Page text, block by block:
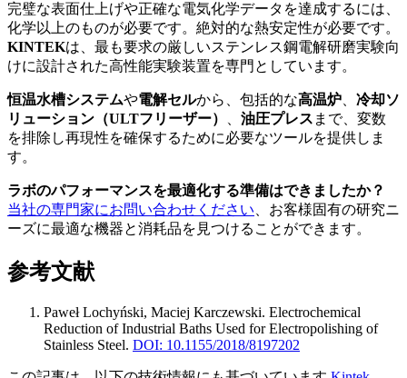
完璧な表面仕上げや正確な電気化学データを達成するには、
化学以上のものが必要です。絶対的な熱安定性が必要です。
KINTEKは、最も要求の厳しいステンレス鋼電解研磨実験向
けに設計された高性能実験装置を専門としています。
恒温水槽システムや電解セルから、包括的な高温炉
冷却ソ
リューション（ULTフリーザー）
油圧プレス まで、変数
を排除し再現性を確保するために必要なツールを提供しま
す。
ラボのパフォーマンスを最適化する準備はできましたか？
当社の専門家にお問い合わせください 、お客様固有の研究ニ
ーズに最適な機器と消耗品を見つけることができます。
参考文献
Paweł Lochyński, Maciej Karczewski. Electrochemical
Reduction of Industrial Baths Used for Electropolishing of
Stainless Steel. DOI: 10.1155/2018/8197202